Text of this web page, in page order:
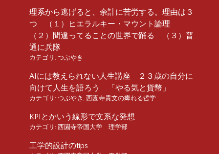
理系から逃げると、余計に苦労する。理由は３
つ （１）ヒエラルキー・マウント論理
（２）間違ってることの世界で踊る （３）普
通に兵隊
カテゴリ: つぶやき
AIには教えられない人生講座 ２３歳の自分に
向けて人生を語ろう 「やる気と貨幣」
カテゴリ: つぶやき 西園寺貴文の痺れる哲学
KPIとかいう線形で文系な発想
カテゴリ: 西園寺帝国大学 理学部
工学的設計のtips